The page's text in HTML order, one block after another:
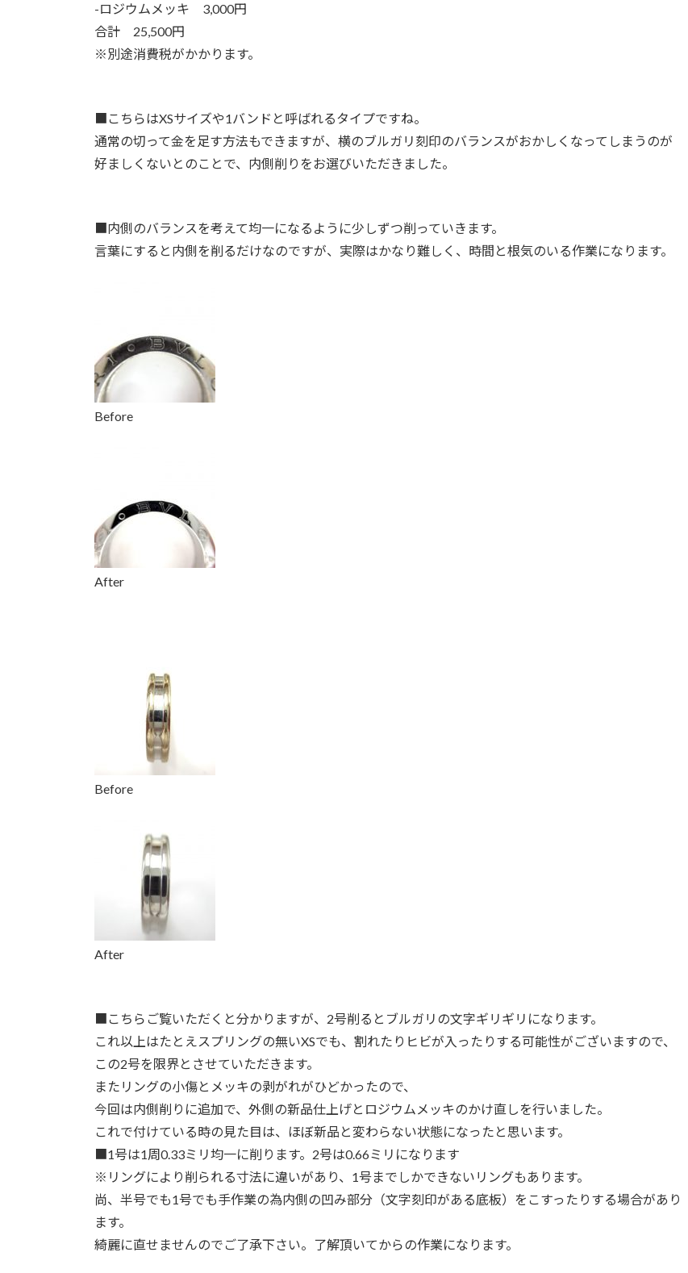
-ロジウムメッキ 3,000円
合計 25,500円
※別途消費税がかかります。
こちらはXSサイズや1バンドと呼ばれるタイプですね。
通常の切って金を足す方法もできますが、横のブルガリ刻印のバランスがおかしくなってしまうのが
好ましくないとのことで、内側削りをお選びいただきました。
内側のバランスを考えて均一になるように少しずつ削っていきます。
言葉にすると内側を削るだけなのですが、実際はかなり難しく、時間と根気のいる作業になります。
Before
After
Before
After
こちらご覧いただくと分かりますが、2号削るとブルガリの文字ギリギリになります。
これ以上はたとえスプリングの無いXSでも、割れたりヒビが入ったりする可能性がございますので、
この2号を限界とさせていただきます。
またリングの小傷とメッキの剥がれがひどかったので、
今回は内側削りに追加で、外側の新品仕上げとロジウムメッキのかけ直しを行いました。
これで付けている時の見た目は、ほぼ新品と変わらない状態になったと思います。
■1号は1周0.33ミリ均一に削ります。2号は0.66ミリになります
※リングにより削られる寸法に違いがあり、1号までしかできないリングもあります。
尚、半号でも1号でも手作業の為内側の凹み部分（文字刻印がある底板）をこすったりする場合があり
ます。
綺麗に直せませんのでご了承下さい。了解頂いてからの作業になります。